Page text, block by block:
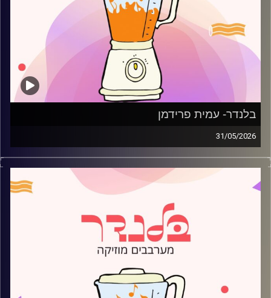
בלנדר- עמית פרידמן
31/05/2026
מוזיקה רגועה לפתוח איתה את הבוקר בהגשת עמית פרידמן
קרדיט תמונות:
AudioVersity